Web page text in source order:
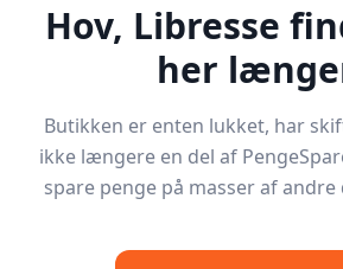
Hov, Libresse
her
Butikken er enten lukket, har
ikke længere en del af
spare penge på masser af andre